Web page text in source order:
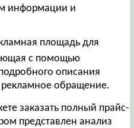
информации и
площадь для
с помощью
описания
рекламное обращение.
заказать полный прайс-
представлен анализ